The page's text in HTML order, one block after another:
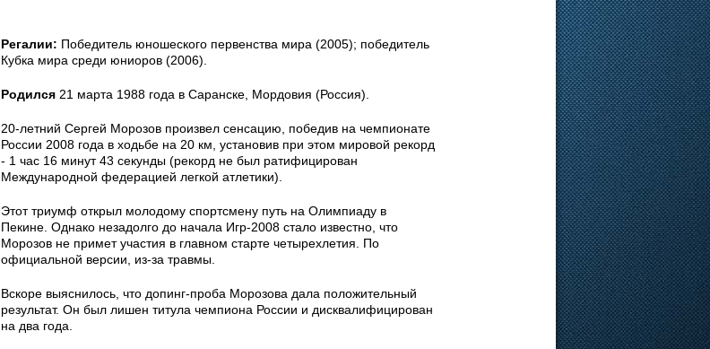
Регалии: Победитель юношеского первенства мира (2005); победитель
Кубка мира среди юниоров (2006).
Родился 21 марта 1988 года в Саранске, Мордовия (Россия).
20-летний Сергей Морозов произвел сенсацию, победив на чемпионате
России 2008 года в ходьбе на 20 км, установив при этом мировой рекорд
- 1 час 16 минут 43 секунды (рекорд не был ратифицирован
Международной федерацией легкой атлетики).
Этот триумф открыл молодому спортсмену путь на Олимпиаду в
Пекине. Однако незадолго до начала Игр-2008 стало известно, что
Морозов не примет участия в главном старте четырехлетия. По
официальной версии, из-за травмы.
Вскоре выяснилось, что допинг-проба Морозова дала положительный
результат. Он был лишен титула чемпиона России и дисквалифицирован
на два года.